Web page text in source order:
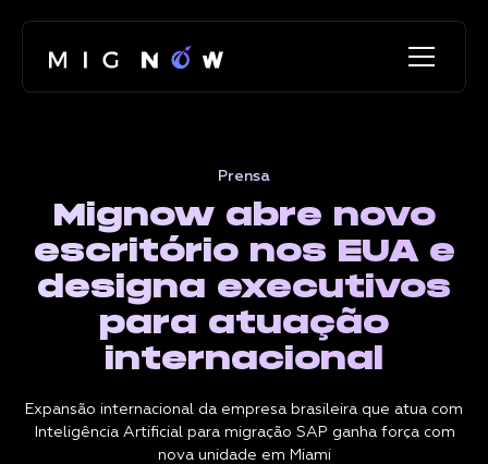
Prensa
Mignow abre novo
escritório nos EUA e
designa executivos
para atuação
internacional
Expansão internacional da empresa brasileira que atua com
Inteligência Artificial para migração SAP ganha força com
nova unidade em Miami